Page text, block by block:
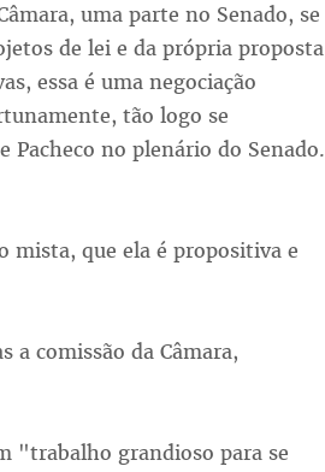
uma parte no Senado, se
de lei e da própria proposta
essa é uma negociação
tão logo se
Pacheco no plenário do Senado.
mista, que ela é propositiva e
a comissão da Câmara,
"trabalho grandioso para se